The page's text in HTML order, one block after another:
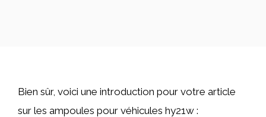
Bien sûr, voici une introduction pour votre article
sur les ampoules pour véhicules hy21w :